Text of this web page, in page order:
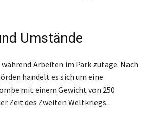
Umstände
Arbeiten im Park zutage. Nach
handelt es sich um eine
mit einem Gewicht von 250
Zeit des Zweiten Weltkriegs.